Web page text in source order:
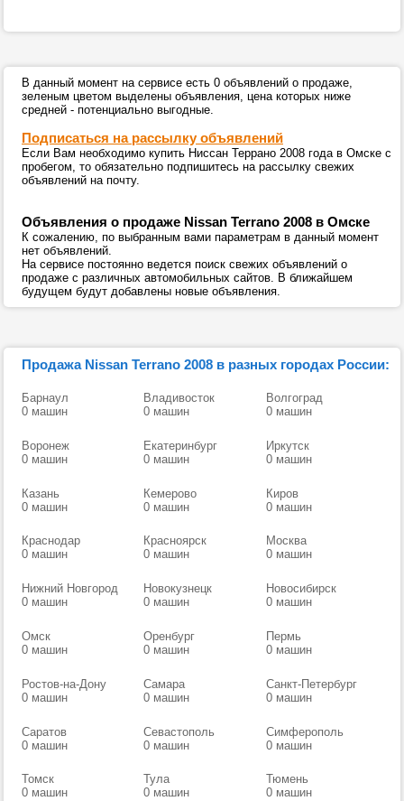
В данный момент на сервисе есть 0 объявлений о продаже,
зеленым цветом выделены объявления, цена которых ниже
средней - потенциально выгодные.
Подписаться на рассылку объявлений
Если Вам необходимо купить Ниссан Террано 2008 года в Омске с
пробегом, то обязательно подпишитесь на рассылку свежих
объявлений на почту.
Объявления о продаже Nissan Terrano 2008 в Омске
К сожалению, по выбранным вами параметрам в данный момент
нет объявлений.
На сервисе постоянно ведется поиск свежих объявлений о
продаже с различных автомобильных сайтов. В ближайшем
будущем будут добавлены новые объявления.
Продажа Nissan Terrano 2008 в разных городах России:
Барнаул
0 машин
Владивосток
0 машин
Волгоград
0 машин
Воронеж
0 машин
Екатеринбург
0 машин
Иркутск
0 машин
Казань
0 машин
Кемерово
0 машин
Киров
0 машин
Краснодар
0 машин
Красноярск
0 машин
Москва
0 машин
Нижний Новгород
0 машин
Новокузнецк
0 машин
Новосибирск
0 машин
Омск
0 машин
Оренбург
0 машин
Пермь
0 машин
Ростов-на-Дону
0 машин
Самара
0 машин
Санкт-Петербург
0 машин
Саратов
0 машин
Севастополь
0 машин
Симферополь
0 машин
Томск
0 машин
Тула
0 машин
Тюмень
0 машин